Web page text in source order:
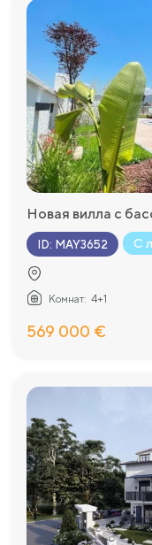
Новая вилла с
ID: MAY3652 С
Комнат: 4+1
569 000 €